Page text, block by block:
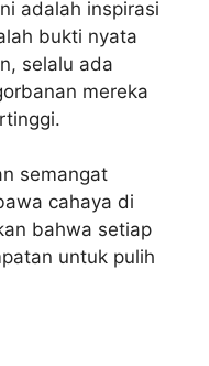
adalah inspirasi
bukti nyata
selalu ada
mereka
semangat
cahaya di
bahwa setiap
untuk pulih